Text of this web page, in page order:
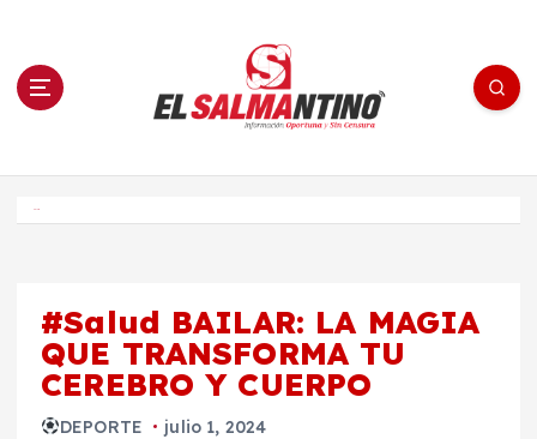
n El Salmantino - medios/noticias/editorial
#Salud BAILAR: LA MAGIA
QUE TRANSFORMA TU
CEREBRO Y CUERPO
DEPORTE julio 1, 2024